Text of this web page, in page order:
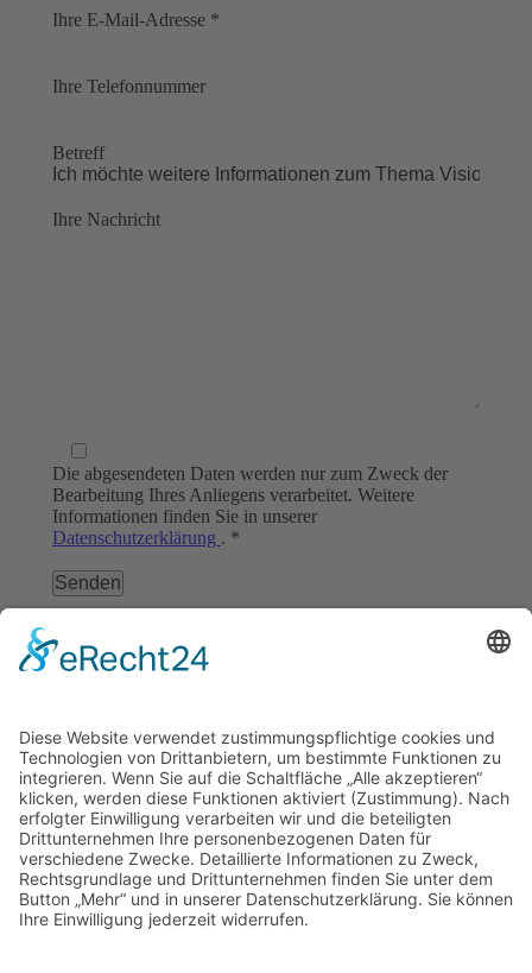
Ihre E-Mail-Adresse *
Ihre Telefonnummer
Betreff
Ihre Nachricht
Die abgesendeten Daten werden nur zum Zweck der
Bearbeitung Ihres Anliegens verarbeitet. Weitere
Informationen finden Sie in unserer
Datenschutzerklärung . *
[include-page id=”1113″]